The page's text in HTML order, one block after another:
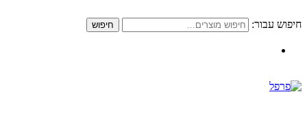
חיפוש עבור: חיפוש